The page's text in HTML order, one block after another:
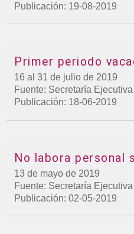
Publicación: 19-08-2019
Primer periodo
16 al 31 de julio de 2019
Fuente: Secretaría Ejecutiva
Publicación: 18-06-2019
No labora personal
13 de mayo de 2019
Fuente: Secretaría Ejecutiva
Publicación: 02-05-2019